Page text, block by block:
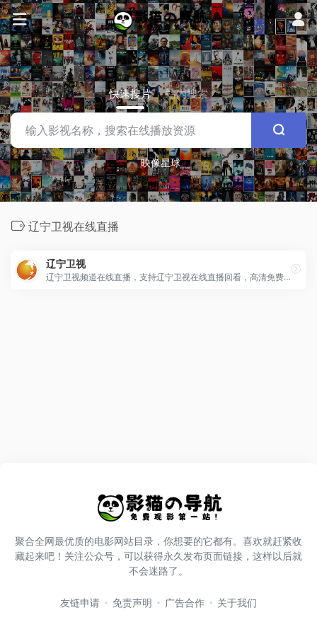
快速搜片 站内搜索
映像星球
辽宁卫视在线直播
辽宁卫视
辽宁卫视频道在线直播，支持辽宁卫视在线直播回看，高清免费观看，还有最新最全的辽宁卫视节目表。
聚合全网最优质的电影网站目录，你想要的它都有。喜欢就赶紧收
藏起来吧！关注公众号，可以获得永久发布页面链接，这样以后就
不会迷路了。
友链申请 免责声明 广告合作 关于我们